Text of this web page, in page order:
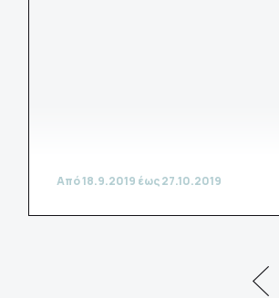
Από 18.9.2019 έως 27.10.2019